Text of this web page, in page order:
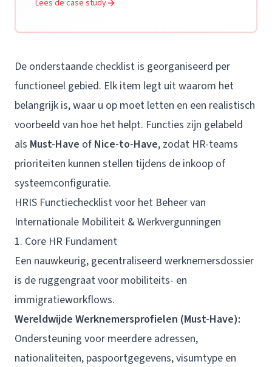
Lees de case study
De onderstaande checklist is georganiseerd per
functioneel gebied. Elk item legt uit waarom het
belangrijk is, waar u op moet letten en een realistisch
voorbeeld van hoe het helpt. Functies zijn gelabeld
als Must-Have of Nice-to-Have, zodat HR-teams
prioriteiten kunnen stellen tijdens de inkoop of
systeemconfiguratie.
HRIS Functiechecklist voor het Beheer van
Internationale Mobiliteit & Werkvergunningen
1. Core HR Fundament
Een nauwkeurig, gecentraliseerd werknemersdossier
is de ruggengraat voor mobiliteits- en
immigratieworkflows.
Wereldwijde Werknemersprofielen (Must-Have):
Ondersteuning voor meerdere adressen,
nationaliteiten, paspoortgegevens, visumtype en